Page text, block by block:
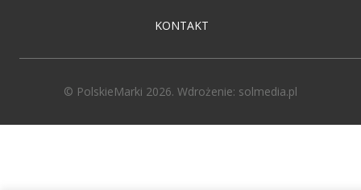
KONTAKT
© PolskieMarki 2026. Wdrożenie: solmedia.pl